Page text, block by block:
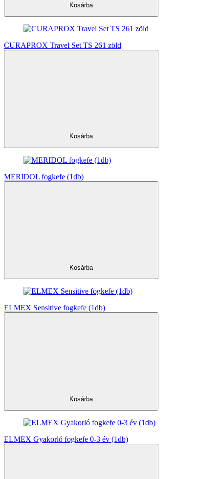
Kosárba
CURAPROX Travel Set TS 261 zöld
Kosárba
MERIDOL fogkefe (1db)
Kosárba
ELMEX Sensitive fogkefe (1db)
Kosárba
ELMEX Gyakorló fogkefe 0-3 év (1db)